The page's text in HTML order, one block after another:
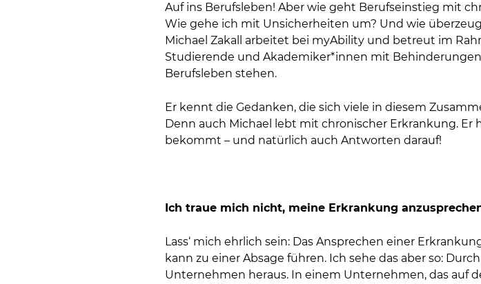
Auf ins Berufsleben! Aber wie geht Berufseinstieg mit
Wie gehe ich mit Unsicherheiten um? Und wie
Michael Zakall arbeitet bei myAbility und betreut im
Studierende und Akademiker*innen mit
Berufsleben stehen.
Er kennt die Gedanken, die sich viele in diesem
Denn auch Michael lebt mit chronischer Erkrankung.
bekommt – und natürlich auch Antworten darauf!
Ich traue mich nicht, meine Erkrankung
Lass‘ mich ehrlich sein: Das Ansprechen einer
kann zu einer Absage führen. Ich sehe das aber so:
Unternehmen heraus. In einem Unternehmen, das auf